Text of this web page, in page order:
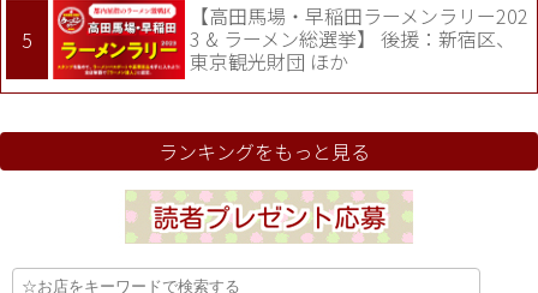
【高田馬場・早稲田ラーメンラリー202
3 & ラーメン総選挙】 後援：新宿区、
東京観光財団 ほか
ランキングをもっと見る